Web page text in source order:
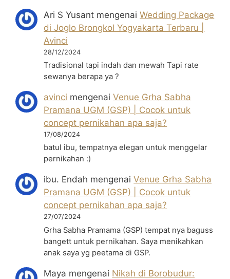
Ari S Yusant mengenaiWedding Package
di Joglo Brongkol Yogyakarta Terbaru |
Avinci
28/12/2024
Tradisional tapi indah dan mewah Tapi rate
sewanya berapa ya ?
avinci mengenaiVenue Grha Sabha
Pramana UGM (GSP) | Cocok untuk
concept pernikahan apa saja?
17/08/2024
batul ibu, tempatnya elegan untuk menggelar
pernikahan :)
ibu. Endah mengenaiVenue Grha Sabha
Pramana UGM (GSP) | Cocok untuk
concept pernikahan apa saja?
27/07/2024
Grha Sabha Pramama (GSP) tempat nya baguss
bangett untuk pernikahan. Saya menikahkan
anak saya yg peetama di GSP.
Maya mengenai Nikah di Borobudur: